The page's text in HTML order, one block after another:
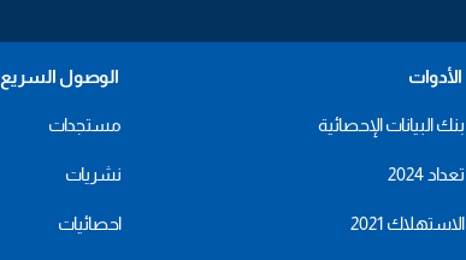
الأدوات
بنك البيانات الإحصائية
تعداد 2024
الاستهلاك 2021
الوصول السريع
مستجدات
نشريات
احصائيات